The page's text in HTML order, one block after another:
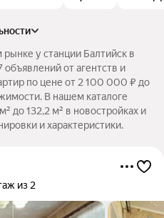
у станции Балтийск в
от агентств и
по цене от 2 100 000 ₽ до
В нашем каталоге
до 132,2 м² в новостройках и
и характеристики.
из 2